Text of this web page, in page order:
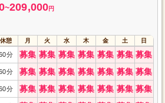
~209,000円
休憩 月 火 水 木 金 土 日
分 募集 募集 募集 募集 募集 募集 募集
分 募集 募集 募集 募集 募集 募集 募集
分 募集 募集 募集 募集 募集 募集 募集